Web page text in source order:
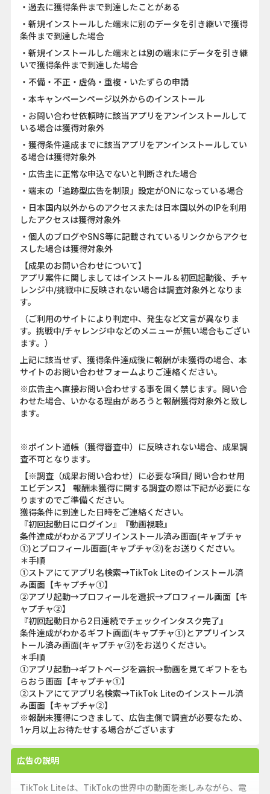
・過去に獲得条件まで到達したことがある
・新規インストールした端末に別のデータを引き継いで獲得
条件まで到達した場合
・新規インストールした端末とは別の端末にデータを引き継
いで獲得条件まで到達した場合
・不備・不正・虚偽・重複・いたずらの申請
・本キャンペーンページ以外からのインストール
・お問い合わせ依頼時に該当アプリをアンインストールして
いる場合は獲得対象外
・獲得条件達成までに該当アプリをアンインストールしてい
る場合は獲得対象外
・広告主に正常な申込でないと判断された場合
・端末の「追跡型広告を制限」設定がONになっている場合
・日本国内以外からのアクセスまたは日本国以外のIPを利用
したアクセスは獲得対象外
・個人のブログやSNS等に記載されているリンクからアクセ
スした場合は獲得対象外
【成果のお問い合わせについて】
アプリ案件に関しましてはインストール＆初回起動後、チャ
レンジ中/挑戦中に反映されない場合は調査対象外となりま
す。
（ご利用のサイトにより判定中、発生など文言が異なりま
す。挑戦中/チャレンジ中などのメニューが無い場合もござい
ます。）
上記に該当せず、獲得条件達成後に報酬が未獲得の場合、本
サイトのお問い合わせフォームよりご連絡ください。
※広告主へ直接お問い合わせする事を固く禁じます。問い合
わせた場合、いかなる理由があろうと報酬獲得対象外と致し
ます。
※ポイント通帳（獲得審査中）に反映されない場合、成果調
査不可となります。
【※調査（成果お問い合わせ）に必要な項目/ 問い合わせ用
エビデンス】 報酬未獲得に関する調査の際は下記が必要にな
りますのでご準備ください。
獲得条件に到達した日時をご連絡ください。
『初回起動日にログイン』『動画視聴』
条件達成がわかるアプリインストール済み画面(キャプチャ
①)とプロフィール画面(キャプチャ②)をお送りください。
＊手順
①ストアにてアプリ名検索→TikTok Liteのインストール済
み画面【キャプチャ①】
②アプリ起動→プロフィールを選択→プロフィール画面【キ
ャプチャ②】
『初回起動日から2日連続でチェックインタスク完了』
条件達成がわかるギフト画面(キャプチャ①)とアプリインス
トール済み画面(キャプチャ②)をお送りください。
＊手順
①アプリ起動→ギフトページを選択→動画を見てギフトをも
らおう画面【キャプチャ①】
②ストアにてアプリ名検索→TikTok Liteのインストール済
み画面【キャプチャ②】
※報酬未獲得につきまして、広告主側で調査が必要なため、
1ヶ月以上お待たせする場合がございます
広告の説明
TikTok Liteは、TikTokの世界中の動画を楽しみながら、電